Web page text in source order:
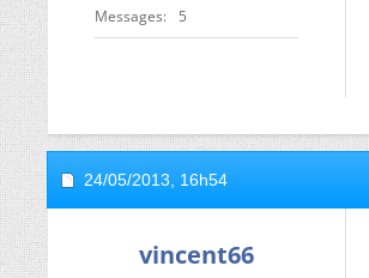
Messages 5
24/05/2013, 16h54
vincent66